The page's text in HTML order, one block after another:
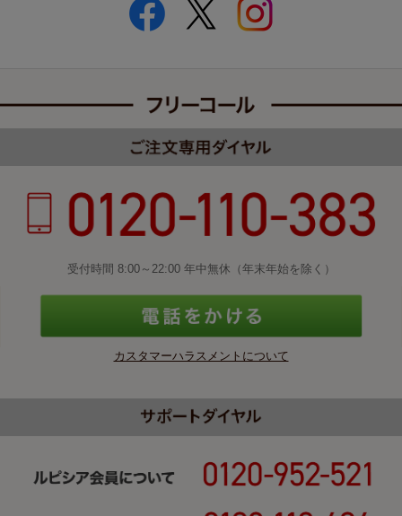
受付時間 8:00～22:00 年中無休（年末年始を除く）
カスタマーハラスメントについて